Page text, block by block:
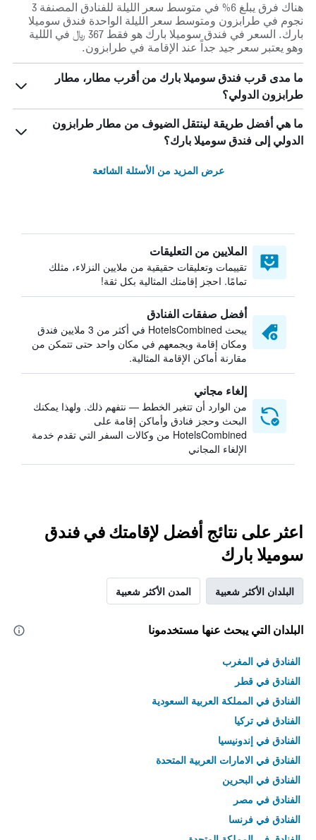
هناك فرق يبلغ 6% في متوسط ​​سعر الليلة للفنادق المصنفة 3
نجوم في طرابزون ومتوسط ​​سعر الليلة الواحدة فندق سوميلا
بارك. السعر في فندق سوميلا بارك هو فقط 367 ﷼ في الللية
وهو يعتبر سعر جيد جداً عند الإقامة في طرابزون.
ما مدى قرب فندق سوميلا بارك من أقرب مطار، مطار
طرابزون الدولي؟
ما هي أفضل طريقة لينتقل الضيوف من مطار طرابزون
الدولي إلى فندق سوميلا بارك؟
عرض المزيد من الأسئلة الشائعة
الملايين من التعليقات
تقييمات وتعليقات حقيقية من ملايين النزلاء، مثلك
تمامًا. احجز إقامتك المثالية بكل ثقة!
أفضل صفقات الفنادق
يبحث HotelsCombined في أكثر من 3 ملايين فندق
ومكان إقامة ويجمعهم في مكان واحد حتى تتمكن من
مقارنة أماكن الإقامة المثالية.
إلغاء مجاني
من الوارد أن تتغير الخطط — نتفهم ذلك. ولهذا يمكنك
البحث وحجز فنادق وأماكن إقامة على
HotelsCombined من وكالات السفر التي تقدم خدمة
الإلغاء المجاني
اعثر على نتائج أفضل لإقامتك في فندق
سوميلا بارك
البلدان الأكثر شعبية المدن الأكثر شعبية
البلدان التي يبحث عنها مستخدمونا
الفنادق في المغرب
الفنادق في قطر
الفنادق في المملكة العربية السعودية
الفنادق في تركيا
الفنادق في إندونيسيا
الفنادق في الامارات العربية المتحدة
الفنادق في البحرين
الفنادق في مصر
الفنادق في فرنسا